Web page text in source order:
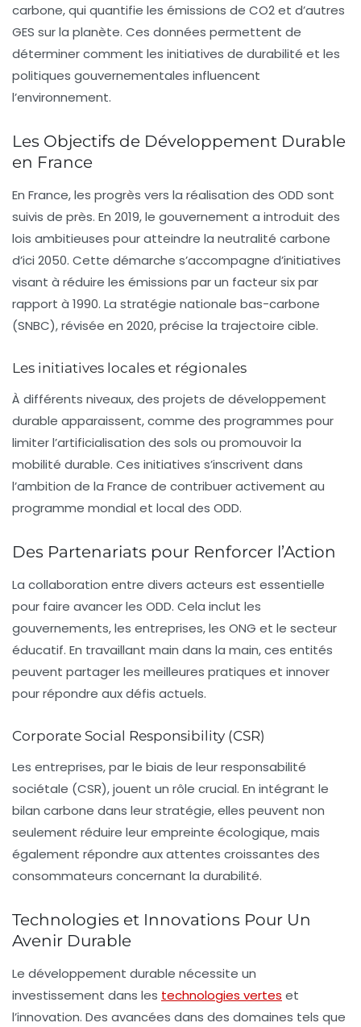
carbone, qui quantifie les émissions de CO2 et d’autres
GES sur la planète. Ces données permettent de
déterminer comment les initiatives de durabilité et les
politiques gouvernementales influencent
l’environnement.
Les Objectifs de Développement Durable
en France
En France, les progrès vers la réalisation des ODD sont
suivis de près. En 2019, le gouvernement a introduit des
lois ambitieuses pour atteindre la neutralité carbone
d’ici 2050. Cette démarche s’accompagne d’initiatives
visant à réduire les émissions par un facteur six par
rapport à 1990. La stratégie nationale bas-carbone
(SNBC), révisée en 2020, précise la trajectoire cible.
Les initiatives locales et régionales
À différents niveaux, des projets de développement
durable apparaissent, comme des programmes pour
limiter l’artificialisation des sols ou promouvoir la
mobilité durable. Ces initiatives s’inscrivent dans
l’ambition de la France de contribuer activement au
programme mondial et local des ODD.
Des Partenariats pour Renforcer l’Action
La collaboration entre divers acteurs est essentielle
pour faire avancer les ODD. Cela inclut les
gouvernements, les entreprises, les ONG et le secteur
éducatif. En travaillant main dans la main, ces entités
peuvent partager les meilleures pratiques et innover
pour répondre aux défis actuels.
Corporate Social Responsibility (CSR)
Les entreprises, par le biais de leur responsabilité
sociétale (CSR), jouent un rôle crucial. En intégrant le
bilan carbone dans leur stratégie, elles peuvent non
seulement réduire leur empreinte écologique, mais
également répondre aux attentes croissantes des
consommateurs concernant la durabilité.
Technologies et Innovations Pour Un
Avenir Durable
Le développement durable nécessite un
investissement dans les technologies vertes et
l’innovation. Des avancées dans des domaines tels que